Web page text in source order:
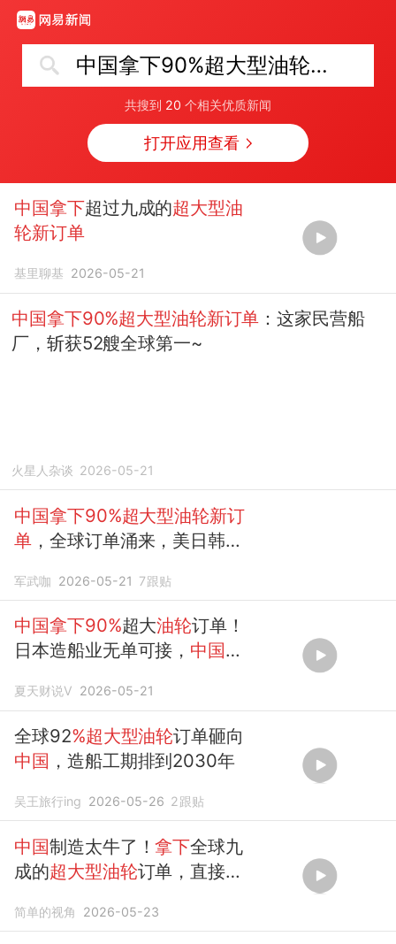
中国拿下90%超大型油轮新订单
共搜到 20 个相关优质新闻
打开应用查看
中国拿下超过九成的超大型油
轮新订单
基里聊基 2026-05-21
中国拿下90%超大型油轮新订单 ：这家民营船
厂，斩获52艘全球第一~
火星人杂谈 2026-05-21
中国拿下90%超大型油轮新订
单 ，全球订单涌来，美日韩望
军武咖 2026-05-21 7跟贴
中国拿下90%超大油轮订单！
日本造船业无单可接， 中国制
夏天财说V 2026-05-21
全球92%超大型油轮订单砸向
中国 ，造船工期排到2030年
吴王旅行ing 2026-05-26 2跟贴
中国制造太牛了！拿下全球九
成的超大型油轮订单，直接垄
简单的视角 2026-05-23